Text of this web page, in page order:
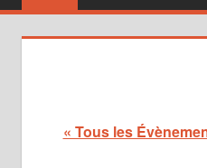
de
« Tous les